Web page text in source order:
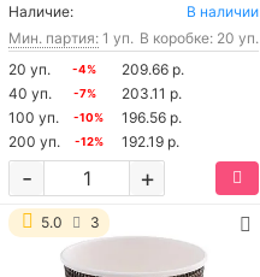
Наличие:
В наличии
Мин. партия: 1 уп. В коробке: 20 уп.
20 уп.
-4%
209.66 р.
40 уп.
-7%
203.11 р.
100 уп.
-10%
196.56 р.
200 уп.
-12% 192.19 р.
+
-
5.0 3